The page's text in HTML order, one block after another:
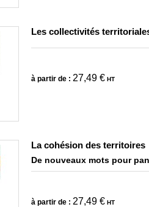
Les collectivités
à partir de : 27,49 € HT
La cohésion des territoires
De nouveaux mots pour
à partir de : 27,49 € HT